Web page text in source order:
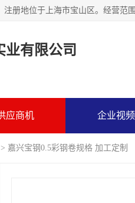
业有限公司
应商机 企业视频
> 嘉兴宝钢0.5彩钢卷规格 加工定制